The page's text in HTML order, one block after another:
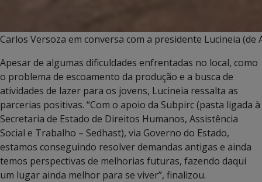
Carlos Versoza em conversa com a presidente Lucineia
Apesar de algumas dificuldades enfrentadas no local, como
o problema de escoamento da produção e a busca de
atividades de lazer para os jovens, Lucineia ressalta as
parcerias positivas. “Com o apoio da Subpirc (pasta ligada à
Secretaria de Estado de Direitos Humanos, Assistência
Social e Trabalho – Sedhast), via Governo do Estado,
estamos conseguindo resolver demandas antigas e ainda
temos perspectivas de melhorias futuras, fazendo daqui
um lugar ainda melhor para se viver”, finalizou.